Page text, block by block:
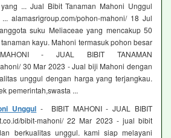
... Jual Bibit Tanaman Mahoni Unggul
alamasrigroup.com/pohon-mahoni/ 18 Jul
suku Meliaceae yang mencakup 50
kayu. Mahoni termasuk pohon besar
- JUAL BIBIT TANAMAN
30 Mar 2023 - Jual biji Mahoni dengan
unggul dengan harga yang terjangkau.
pemerintah,swasta ...
Unggul - BIBIT MAHONI - JUAL BIBIT
bibit-mahoni/ 22 Mar 2023 - jual bibit
berkualitas unggul. kami siap melayani